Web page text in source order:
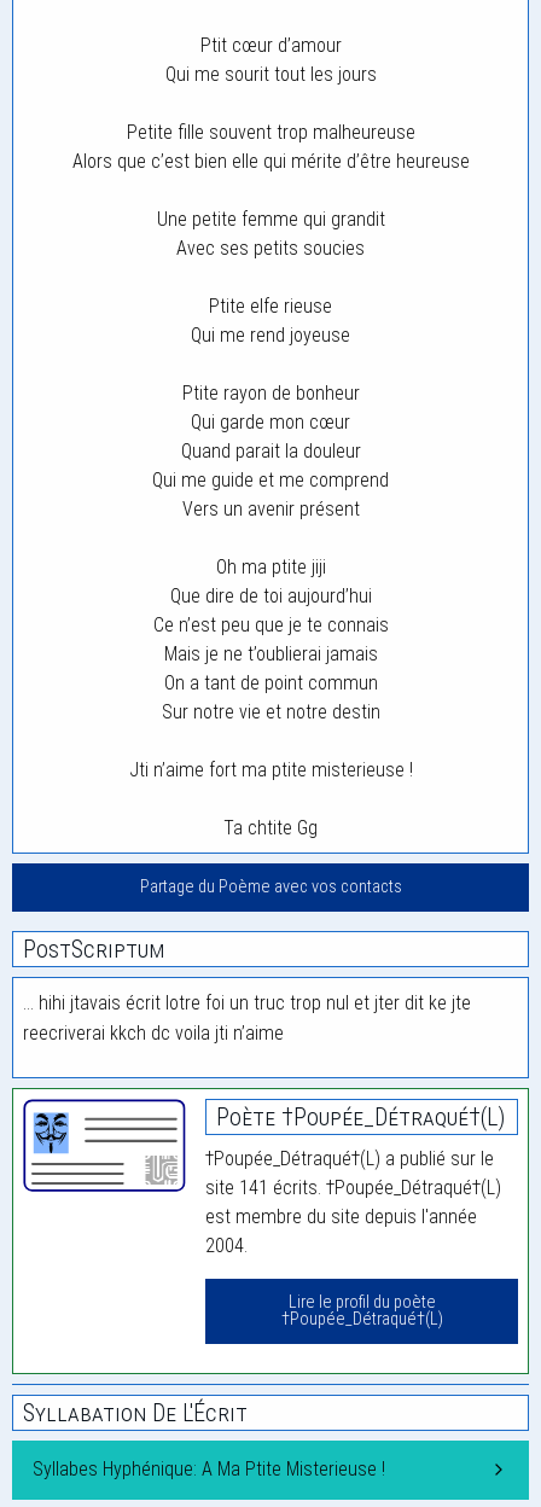
Ptit cœur d’amour
Qui me sourit tout les jours
Petite fille souvent trop malheureuse
Alors que c’est bien elle qui mérite d’être heureuse
Une petite femme qui grandit
Avec ses petits soucies
Ptite elfe rieuse
Qui me rend joyeuse
Ptite rayon de bonheur
Qui garde mon cœur
Quand parait la douleur
Qui me guide et me comprend
Vers un avenir présent
Oh ma ptite jiji
Que dire de toi aujourd’hui
Ce n’est peu que je te connais
Mais je ne t’oublierai jamais
On a tant de point commun
Sur notre vie et notre destin
Jti n’aime fort ma ptite misterieuse !
Ta chtite Gg
Partage du Poème avec vos contacts
PostScriptum
… hihi jtavais écrit lotre foi un truc trop nul et jter dit ke jte
reecriverai kkch dc voila jti n’aime
Poète †Poupée_Détraqué†(L)
†Poupée_Détraqué†(L) a publié sur le
site 141 écrits. †Poupée_Détraqué†(L)
est membre du site depuis l'année
2004.
Lire le profil du poète
†Poupée_Détraqué†(L)
Syllabation De L'Écrit
Syllabes Hyphénique: A Ma Ptite Misterieuse !